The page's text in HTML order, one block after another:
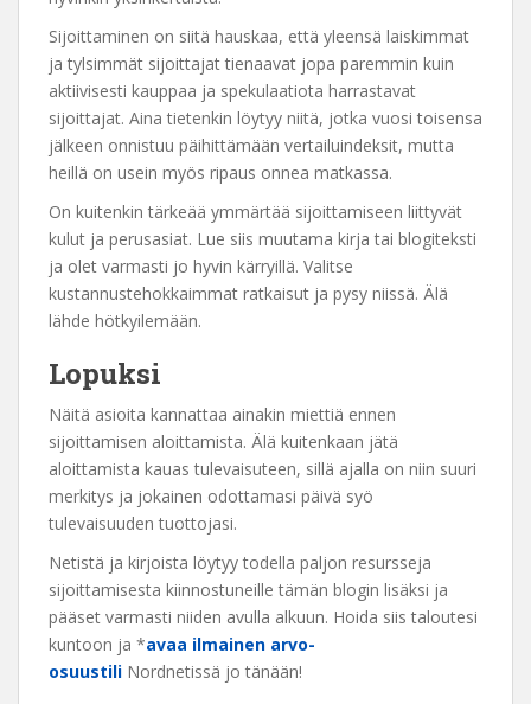
Sijoittaminen on siitä hauskaa, että yleensä laiskimmat
ja tylsimmät sijoittajat tienaavat jopa paremmin kuin
aktiivisesti kauppaa ja spekulaatiota harrastavat
sijoittajat. Aina tietenkin löytyy niitä, jotka vuosi toisensa
jälkeen onnistuu päihittämään vertailuindeksit, mutta
heillä on usein myös ripaus onnea matkassa.
On kuitenkin tärkeää ymmärtää sijoittamiseen liittyvät
kulut ja perusasiat. Lue siis muutama kirja tai blogiteksti
ja olet varmasti jo hyvin kärryillä. Valitse
kustannustehokkaimmat ratkaisut ja pysy niissä. Älä
lähde hötkyilemään.
Lopuksi
Näitä asioita kannattaa ainakin miettiä ennen
sijoittamisen aloittamista. Älä kuitenkaan jätä
aloittamista kauas tulevaisuteen, sillä ajalla on niin suuri
merkitys ja jokainen odottamasi päivä syö
tulevaisuuden tuottojasi.
Netistä ja kirjoista löytyy todella paljon resursseja
sijoittamisesta kiinnostuneille tämän blogin lisäksi ja
pääset varmasti niiden avulla alkuun. Hoida siis taloutesi
kuntoon ja *avaa ilmainen arvo-
osuustili Nordnetissä jo tänään!